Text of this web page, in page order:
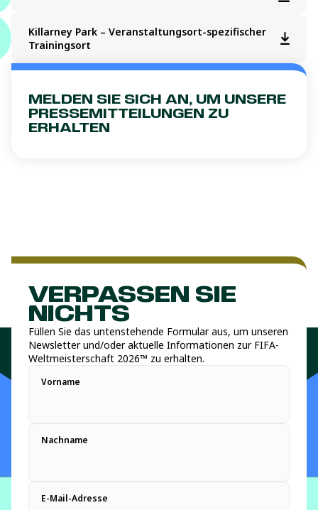
Killarney Park – Veranstaltungsort-spezifischer
Trainingsort
MELDEN SIE SICH AN, UM UNSERE
PRESSEMITTEILUNGEN ZU
ERHALTEN
VERPASSEN SIE
NICHTS
Füllen Sie das untenstehende Formular aus, um unseren
Newsletter und/oder aktuelle Informationen zur FIFA-
Weltmeisterschaft 2026™ zu erhalten.
Vorname
Nachname
E-Mail-Adresse